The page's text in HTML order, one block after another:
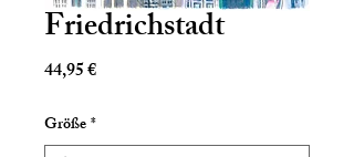
Friedrichstadt
44,95 €Preis
Größe*